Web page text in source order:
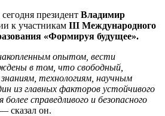
президент Владимир
к участникам III Международного
«Формируя будущее».
опытом, вести
в том, что свободный,
технологиям, научным
из главных факторов устойчивого
справедливого и безопасного
сказал он.